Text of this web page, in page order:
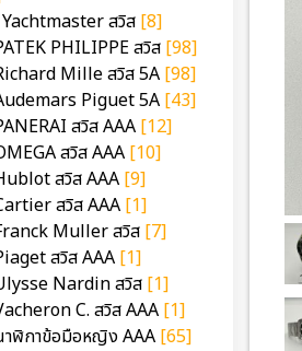
Yachtmaster สวิส [8]
PHILIPPE สวิส [98]
Mille สวิส 5A [98]
Piguet 5A [43]
สวิส AAA [12]
สวิส AAA [10]
สวิส AAA [9]
สวิส AAA [1]
Muller สวิส [7]
สวิส AAA [1]
Nardin สวิส [1]
C. สวิส AAA [1]
าฬิกาข้อมือหญิง AAA [65]